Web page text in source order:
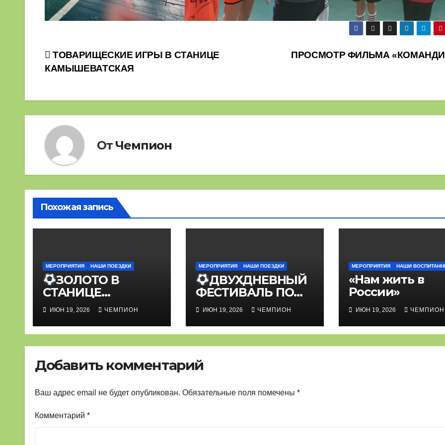
Навигация
записям
ПРОСМОТР ФИЛЬМА
ТОВАРИЩЕСКИЕ ИГРЫ В СТАНИЦЕ
КАМЫШЕВАТСКАЯ
От Чемпион
Похожая запись
МЕРОПРИЯТИЯ НАШИ ПОЕЗДКИ
ЗОЛОТО В
СТАНИЦЕ
ОКТЯБРЬСКАЯ
ИЮН 19, 2026 ЧЕМПИОН
МЕРОПРИЯТИЯ НАШИ ПОЕЗДКИ
ДВУХДНЕВНЫЙ
ФЕСТИВАЛЬ ПО
МИНИ-ФУТБОЛУ
ИЮН 19, 2026 ЧЕМПИОН
МЕРОПРИЯТИЯ НАШИ
«Нам жить в
России»
ИЮН 19, 2026 ЧЕМПИОН
Добавить комментарий
Ваш адрес email не будет опубликован. Обязательные поля помечены *
Комментарий *